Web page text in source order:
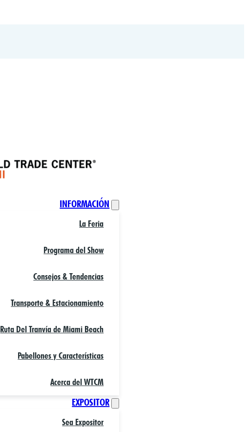
INFORMACIÓN
La Feria
Programa del Show
Consejos & Tendencias
Transporte & Estacionamiento
Ruta Del Tranvía de Miami Beach
Pabellones y Características
Acerca del WTCM
EXPOSITOR
Sea Expositor